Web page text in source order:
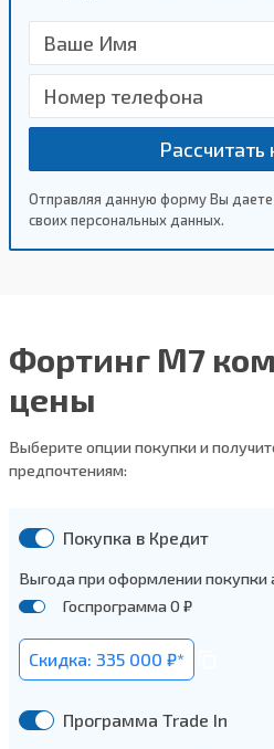
Рассчитать
Отправляя данную форму Вы даете
своих персональных данных.
Фортинг М7
цены
Выберите опции покупки и
предпочтениям:
Покупка в Кредит
Выгода при оформлении покупки
Госпрограмма 0 ₽
Скидка: 335 000 ₽*
Программа Trade In